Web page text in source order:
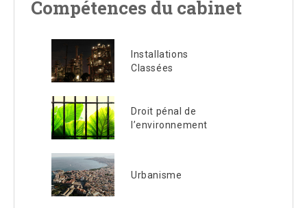
Compétences du cabinet
Installations
Classées
Droit pénal de
l’environnement
Urbanisme